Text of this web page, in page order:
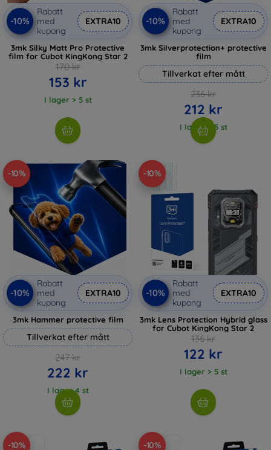
-10%
Rabatt
med
kupong
EXTRA10
3mk Silky Matt Pro Protective
film for Cubot KingKong Star 2
170 kr
153 kr
I lager > 5 st
-10%
Rabatt
med
kupong
EXTRA10
3mk Silverprotection+ protective
film
Tillverkat efter mått
236 kr
212 kr
I lager > 5 st
-10%
-10%
Rabatt
med
kupong
EXTRA10
3mk Hammer protective film
Tillverkat efter mått
247 kr
222 kr
I lager 4 st
-10%
-10%
Rabatt
med
kupong
EXTRA10
3mk Lens Protection Hybrid glass
for Cubot KingKong Star 2
136 kr
122 kr
I lager > 5 st
-10% -10%